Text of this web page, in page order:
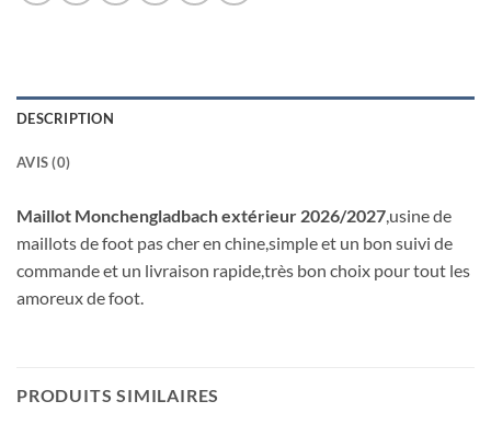
DESCRIPTION
AVIS (0)
Maillot Monchengladbach extérieur 2026/2027,usine de
maillots de foot pas cher en chine,simple et un bon suivi de
commande et un livraison rapide,très bon choix pour tout les
amoreux de foot.
PRODUITS SIMILAIRES